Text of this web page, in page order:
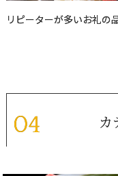
リピーターが多いお礼の
カ